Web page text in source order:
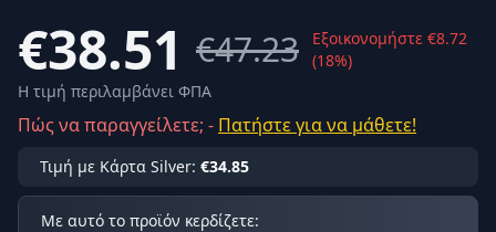
€38.51 €47.23
Εξοικονομήστε €8.72
(18%)
Η τιμή περιλαμβάνει ΦΠΑ
Πώς να παραγγείλετε; - Πατήστε για να μάθετε!
Τιμή με Κάρτα Silver: €34.85
Με αυτό το προϊόν κερδίζετε: